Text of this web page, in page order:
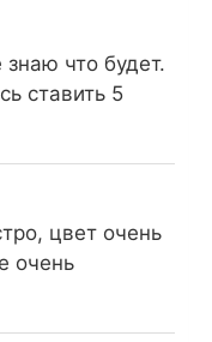
что будет.
ставить 5
цвет очень
очень